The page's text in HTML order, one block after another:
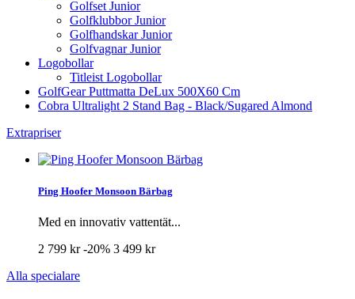
Golfset Junior
Golfklubbor Junior
Golfhandskar Junior
Golfvagnar Junior
Logobollar
Titleist Logobollar
GolfGear Puttmatta DeLux 500X60 Cm
Cobra Ultralight 2 Stand Bag - Black/Sugared Almond
Extrapriser
Ping Hoofer Monsoon Bärbag
Med en innovativ vattentät...
2 799 kr-20% 3 499 kr
Alla specialare